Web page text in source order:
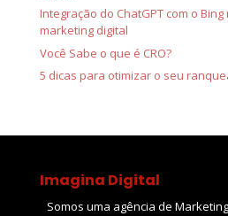
Integração do ChatGPT com o
marketing digital
Você Sabe o que é CRO?
5 dicas para otimizar o seu
Imagina Digital
Somos uma agência de